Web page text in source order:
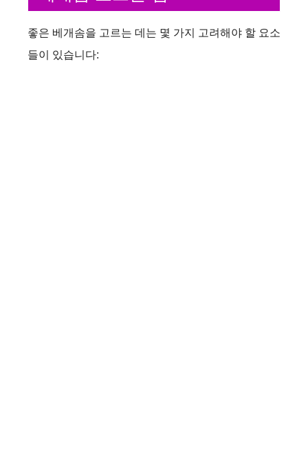
좋은 베개솜을 고르는 데는 몇 가지 고려해야 할 요소
들이 있습니다: